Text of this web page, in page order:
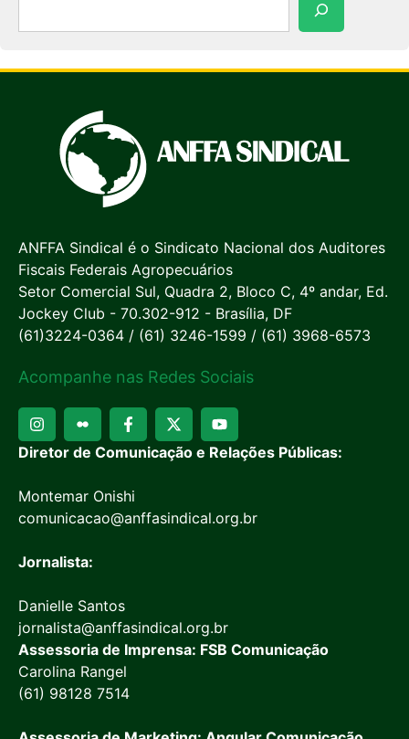
ANFFA Sindical é o Sindicato Nacional dos Auditores
Fiscais Federais Agropecuários
Setor Comercial Sul, Quadra 2, Bloco C, 4º andar, Ed.
Jockey Club - 70.302-912 - Brasília, DF
(61)3224-0364 / (61) 3246-1599 / (61) 3968-6573
Acompanhe nas Redes Sociais
Diretor de Comunicação e Relações Públicas:
Montemar Onishi
comunicacao@anffasindical.org.br
Jornalista:
Danielle Santos
jornalista@anffasindical.org.br
Assessoria de Imprensa: FSB Comunicação
Carolina Rangel
(61) 98128 7514